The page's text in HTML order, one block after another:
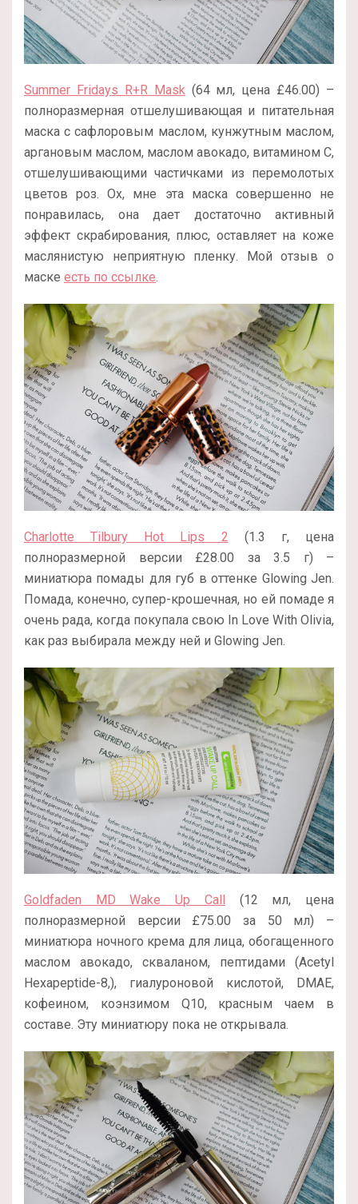
Summer Fridays R+R Mask(64 мл, цена £46.00) –
полноразмерная отшелушивающая и питательная
маска с сафлоровым маслом, кунжутным маслом,
аргановым маслом, маслом авокадо, витамином С,
отшелушивающими частичками из перемолотых
цветов роз. Ох, мне эта маска совершенно не
понравилась, она дает достаточно активный
эффект скрабирования, плюс, оставляет на коже
маслянистую неприятную пленку. Мой отзыв о
маске есть по ссылке.
Charlotte Tilbury Hot Lips 2 (1.3 г, цена
полноразмерной версии £28.00 за 3.5 г) –
миниатюра помады для губ в оттенке Glowing Jen.
Помада, конечно, супер-крошечная, но ей помаде я
очень рада, когда покупала свою In Love With Olivia,
как раз выбирала между ней и Glowing Jen.
Goldfaden MD Wake Up Call
(12 мл, цена
полноразмерной версии £75.00 за 50 мл) –
миниатюра ночного крема для лица, обогащенного
маслом авокадо, скваланом, пептидами (Acetyl
Hexapeptide-8,), гиалуроновой кислотой, DMAE,
кофеином, коэнзимом Q10, красным чаем в
составе. Эту миниатюру пока не открывала.